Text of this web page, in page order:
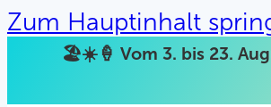
Zum Hauptinhalt
🏖️☀️🍦 Vom 3. bis 23.